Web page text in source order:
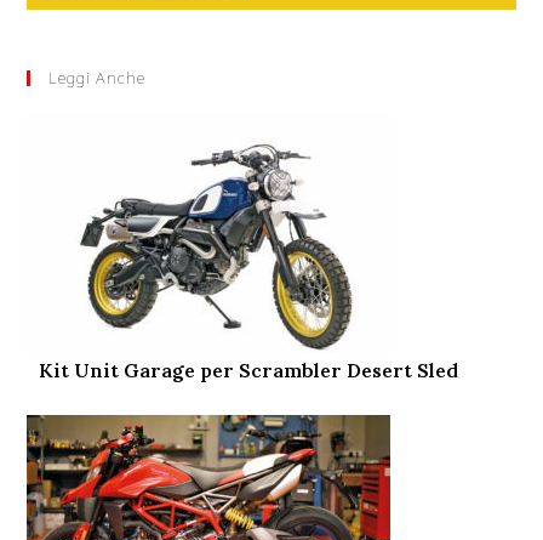
Leggi Anche
Kit Unit Garage per Scrambler Desert Sled